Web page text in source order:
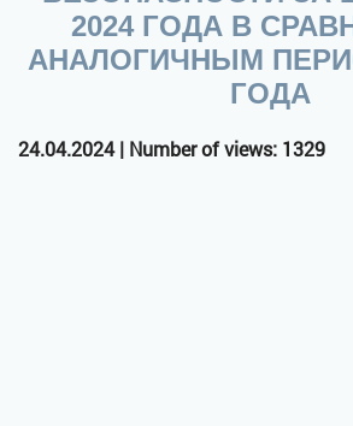
2024 ГОДА В
АНАЛОГИЧНЫМ
ГОДА
24.04.2024 | Number of views: 1329